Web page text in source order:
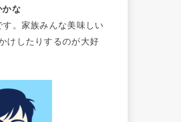
かな
。家族みんな美味しい
けしたりするのが大好